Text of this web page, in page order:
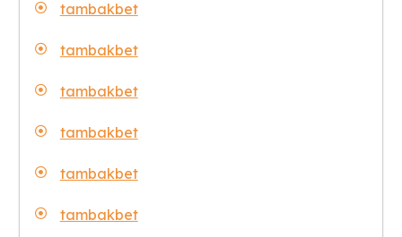
tambakbet
tambakbet
tambakbet
tambakbet
tambakbet
tambakbet